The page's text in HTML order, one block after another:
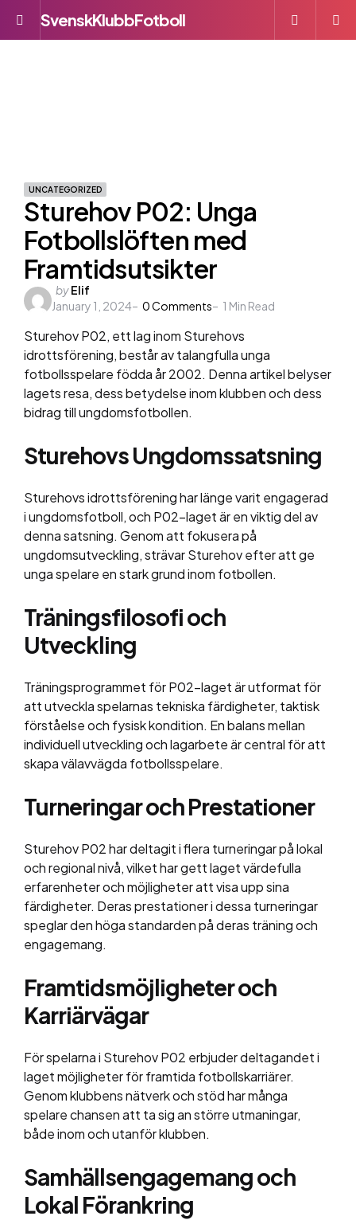
Menu
SvenskKlubbFotboll
UNCATEGORIZED
Sturehov P02: Unga
Fotbollslöften med
Framtidsutsikter
Posted
by
byElif
January 1, 2024
0Comments 1 Min Read
Sturehov P02, ett lag inom Sturehovs
idrottsförening, består av talangfulla unga
fotbollsspelare födda år 2002. Denna artikel belyser
lagets resa, dess betydelse inom klubben och dess
bidrag till ungdomsfotbollen.
Sturehovs Ungdomssatsning
Sturehovs idrottsförening har länge varit engagerad
i ungdomsfotboll, och P02-laget är en viktig del av
denna satsning. Genom att fokusera på
ungdomsutveckling, strävar Sturehov efter att ge
unga spelare en stark grund inom fotbollen.
Träningsfilosofi och
Utveckling
Träningsprogrammet för P02-laget är utformat för
att utveckla spelarnas tekniska färdigheter, taktisk
förståelse och fysisk kondition. En balans mellan
individuell utveckling och lagarbete är central för att
skapa välavvägda fotbollsspelare.
Turneringar och Prestationer
Sturehov P02 har deltagit i flera turneringar på lokal
och regional nivå, vilket har gett laget värdefulla
erfarenheter och möjligheter att visa upp sina
färdigheter. Deras prestationer i dessa turneringar
speglar den höga standarden på deras träning och
engagemang.
Framtidsmöjligheter och
Karriärvägar
För spelarna i Sturehov P02 erbjuder deltagandet i
laget möjligheter för framtida fotbollskarriärer.
Genom klubbens nätverk och stöd har många
spelare chansen att ta sig an större utmaningar,
både inom och utanför klubben.
Samhällsengagemang och
Lokal Förankring